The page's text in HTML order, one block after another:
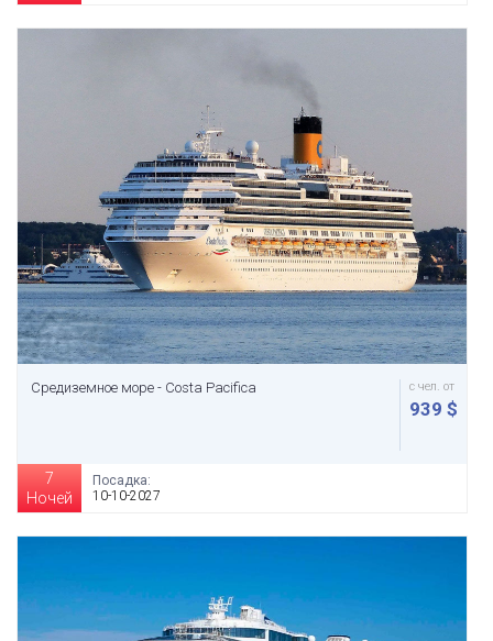
Средиземное море - Costa Pacifica с чел. от
939 $
7
Ночей
Посадка:
10-10-2027